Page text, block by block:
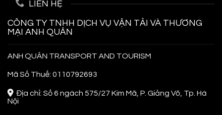
Cho
Đi
Lần
LIÊN HỆ
CÔNG TY TNHH DỊCH VỤ VẬN TẢI VÀ THƯƠNG
MẠI ANH QUÂN
ANH QUÂN TRANSPORT AND TOURISM
Mã Số Thuế: 0110792693
Địa chỉ: Số 6 ngách 575/27 Kim Mã, P. Giảng Võ, Tp. Hà
Nội